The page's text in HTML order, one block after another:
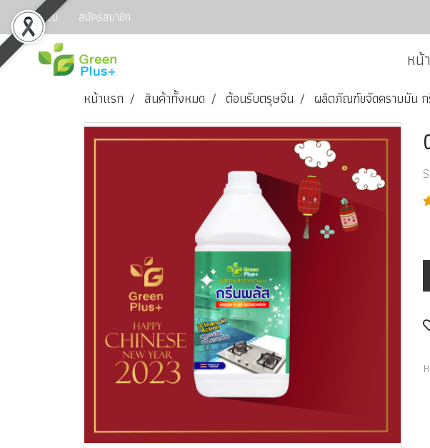
เข้าสู่ระบบ สมัครสมาชิก
หน้
หน้าแรก สินค้าทั้งหมด ต้อนรับตรุษจีน ผลิตภัณฑ์ขจัดคราบมัน